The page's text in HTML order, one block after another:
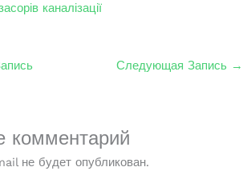
каналізації
Следующая Запись →
комментарий
не будет опубликован.